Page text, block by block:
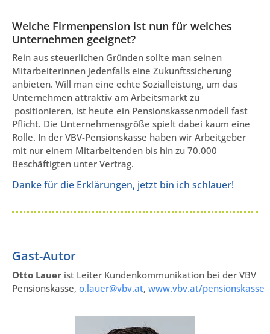
Welche Firmenpension ist nun für welches
Unternehmen geeignet?
Rein aus steuerlichen Gründen sollte man seinen
Mitarbeiterinnen jedenfalls eine Zukunftssicherung
anbieten. Will man eine echte Sozialleistung, um das
Unternehmen attraktiv am Arbeitsmarkt zu
positionieren, ist heute ein Pensionskassenmodell fast
Pflicht. Die Unternehmensgröße spielt dabei kaum eine
Rolle. In der VBV-Pensionskasse haben wir Arbeitgeber
mit nur einem Mitarbeitenden bis hin zu 70.000
Beschäftigten unter Vertrag.
Danke für die Erklärungen, jetzt bin ich schlauer!
Gast-Autor
Otto Lauer ist Leiter Kundenkommunikation bei der VBV
Pensionskasse, o.lauer@vbv.at, www.vbv.at/pensionskasse